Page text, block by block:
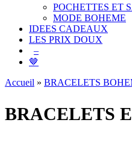
POCHETTES ET
MODE BOHEME
IDEES CADEAUX
LES PRIX DOUX
–
🤎
Accueil » BRACELETS
BRACELETS